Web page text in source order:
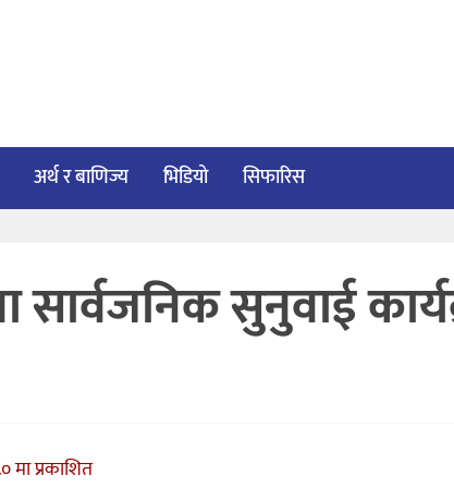
अर्थ र बाणिज्य भिडियो सिफारिस
सार्वजनिक सुनुवाई
मा प्रकाशित